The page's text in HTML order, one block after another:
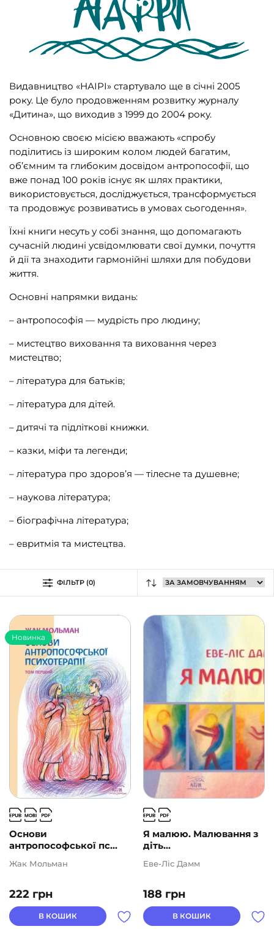
Видавництво «НАІРІ» стартувало ще в січні 2005
року. Це було продовженням розвитку журналу
«Дитина», що виходив з 1999 до 2004 року.
Основною своєю місією вважають «спробу
поділитись із широким колом людей багатим,
об’ємним та глибоким досвідом антропософії, що
вже понад 100 років існує як шлях практики,
використовується, досліджується, трансформується
та продовжує розвиватись в умовах сьогодення».
Їхні книги несуть у собі знання, що допомагають
сучасній людині усвідомлювати свої думки, почуття
й дії та знаходити гармонійні шляхи для побудови
життя.
Основні напрямки видань:
– антропософія — мудрість про людину;
– мистецтво виховання та виховання через
мистецтво;
– література для батьків;
– література для дітей.
– дитячі та підліткові книжки.
– казки, міфи та легенди;
– література про здоров’я — тілесне та душевне;
– наукова література;
– біографічна література;
– евритмія та мистецтва.
ФІЛЬТР (0)
Подарункові сертифікати(1)
Biblio.Center(3)
BookChef(165)
OLEAN(2)
Readberry(13)
Steppe Lighthouse(2)
АССА (60)
Видавництво «Крок»(49)
Видавництво Богдан
Відкриття(1)
Віхола(273)
Кальварія
Кенгуру (9)
Книги-ХХІ (225)
КСД (1010)
Маміно(10)
Мандрівець(27)
Меридіан Черновіц(70)
Наірі(97)
Ранок(212)
Сакцент Плюс(19)
Сафран(24)
Свічадо(1)
Своє(8)
Фабула(273)
ФОП Вишневська Ксеня Іванівна(3)
ФОП Опанасенко С.В.
ФОП Тарас Вашків(6)
Чорні вівці
Ще одну сторінку
ЦІНА
Основи
антропософської пс...
Новинка
222 грн
Жак Мольман
В КОШИК
Я малюю. Малювання з
діть...
188 грн
Еве-Ліс Дамм
В КОШИК